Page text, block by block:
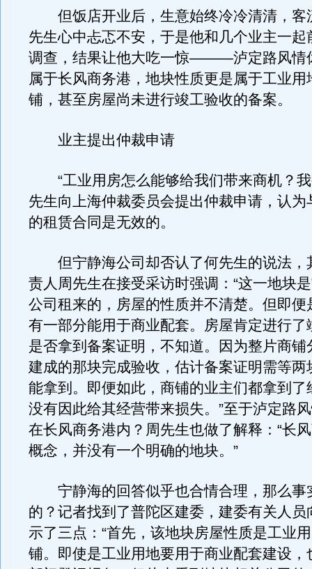
但饭店开业后，生意始终冷冷清清，客
先生心中忐忑不安，于是他和几个业主一起
调查，结果让他大吃一惊———泸定路风情
属于长风商务港，地块性质更是属于工业用
铺，甚至房屋尚未进行竣工验收的备案。
业主提出仲裁申请
“工业用房怎么能够给我们带来商机？我
先生向上海仲裁委员会提出仲裁申请，认为
的租赁合同是无效的。
但宁静海公司却否认了何先生的说法，
责人周先生在接受采访时强调：“这一地块
公司租来的，房屋的性质并不清楚。但即便
有一部分能用于商业配套。房屋肯定进行了
是否拿到备案证明，不知道。因为整片商铺
建成的那块完成验收，估计备案证明需等两
能拿到。即便如此，商铺的业主们都拿到了
没有因此给其经营带来损失。”至于泸定路
在长风商务港内？周先生也做了解释：“长
概念，并没有一个明确的地块。”
宁静海的回答似乎也合情合理，那么事
的？记者找到了普陀区建委，建委有关人员
示了三点：“首先，该地块房屋性质是工业
铺。即使是工业用地要用于商业配套建设，